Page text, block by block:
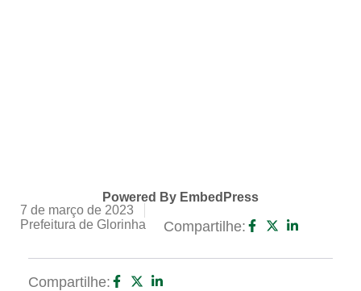
Powered By EmbedPress
7 de março de 2023
Prefeitura de Glorinha
Compartilhe:
Compartilhe: